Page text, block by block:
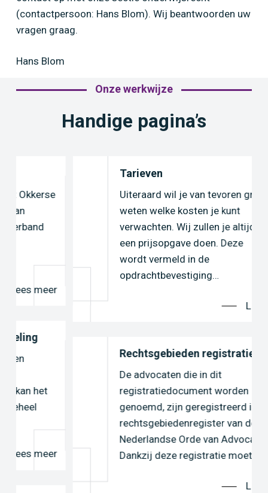
(contactpersoon: Hans Blom). Wij beantwoorden uw
vragen graag.
Hans Blom
Onze werkwijze
Handige pagina’s
Uiteraard wil je van tevoren graag
weten welke kosten je kunt
verwachten. Wij zullen je altijd vooraf
een prijsopgave doen. Deze
wordt vermeld in de
opdrachtbevestiging…
Lees meer
Rechtsgebieden registratie
De advocaten die in dit
registratiedocument worden
genoemd, zijn geregistreerd in het
rechtsgebiedenregister van de
Nederlandse Orde van Advocaten.
Dankzij deze registratie moeten…
Lees meer